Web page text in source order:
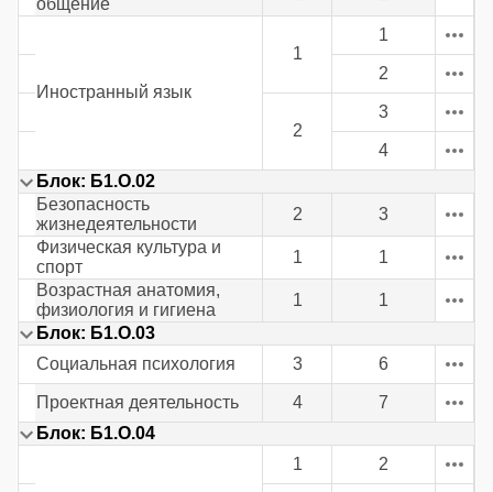
общение
Иностранный язык
1
1
2
2
3
4
Блок: Б1.О.02
Безопасность
жизнедеятельности
2
3
Физическая культура и
спорт
1
1
Возрастная анатомия,
физиология и гигиена
1
1
Блок: Б1.О.03
Социальная психология
3 6
Проектная деятельность 4
7
Блок: Б1.О.04
1 2